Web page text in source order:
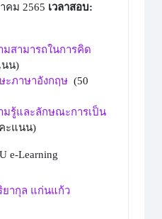
คม 2565 เวลาสอบ:
มสามารถในการคิด
นน)
ะภาษาอังกฤษ (50
มรู้และลักษณะการเป็น
ะแนน)
e-Learning
ยากุล แก่นแก้ว